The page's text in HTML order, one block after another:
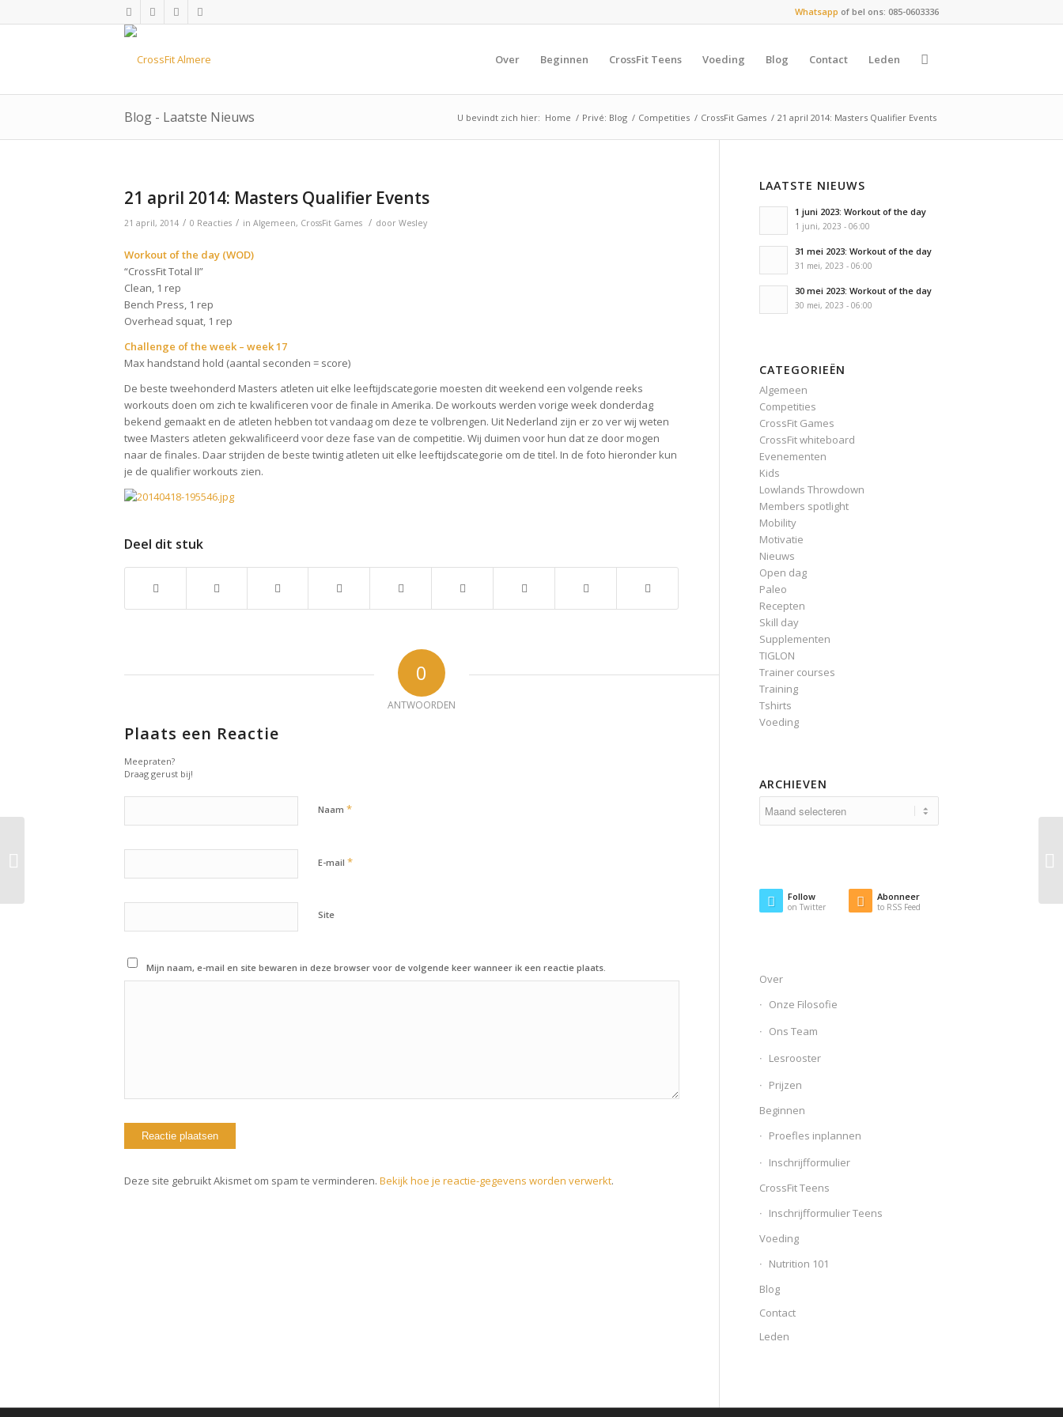
Whatsapp of bel ons: 085-0603336
Over Beginnen CrossFit Teens Voeding Blog Contact Leden
Blog - Laatste Nieuws U bevindt zich hier: Home / Privé: Blog / Competities / CrossFit Games / 21 april 2014: Masters Qualifier Events
21 april 2014: Masters Qualifier Events
21 april, 2014 / 0 Reacties / in Algemeen, CrossFit Games / door Wesley
Workout of the day (WOD)
“CrossFit Total II”
Clean, 1 rep
Bench Press, 1 rep
Overhead squat, 1 rep
Challenge of the week – week 17
Max handstand hold (aantal seconden = score)
De beste tweehonderd Masters atleten uit elke leeftijdscategorie moesten dit weekend een volgende reeks
workouts doen om zich te kwalificeren voor de finale in Amerika. De workouts werden vorige week donderdag
bekend gemaakt en de atleten hebben tot vandaag om deze te volbrengen. Uit Nederland zijn er zo ver wij weten
twee Masters atleten gekwalificeerd voor deze fase van de competitie. Wij duimen voor hun dat ze door mogen
naar de finales. Daar strijden de beste twintig atleten uit elke leeftijdscategorie om de titel. In de foto hieronder kun
je de qualifier workouts zien.
Deel dit stuk
0
ANTWOORDEN
Plaats een Reactie
Meepraten?
Draag gerust bij!
Naam *
E-mail *
Site
Mijn naam, e-mail en site bewaren in deze browser voor de volgende keer wanneer ik een reactie plaats.
Deze site gebruikt Akismet om spam te verminderen. Bekijk hoe je reactie-gegevens worden verwerkt.
LAATSTE NIEUWS
1 juni 2023: Workout of the day
1 juni, 2023 - 06:00
31 mei 2023: Workout of the day
31 mei, 2023 - 06:00
30 mei 2023: Workout of the day
30 mei, 2023 - 06:00
CATEGORIEËN
Algemeen
Competities
CrossFit Games
CrossFit whiteboard
Evenementen
Kids
Lowlands Throwdown
Members spotlight
Mobility
Motivatie
Nieuws
Open dag
Paleo
Recepten
Skill day
Supplementen
TIGLON
Trainer courses
Training
Tshirts
Voeding
ARCHIEVEN
Follow
on Twitter
Abonneer
to RSS Feed
Over
Onze Filosofie
Ons Team
Lesrooster
Prijzen
Beginnen
Proefles inplannen
Inschrijfformulier
CrossFit Teens
Inschrijfformulier Teens
Voeding
Nutrition 101
Blog
Contact
Leden